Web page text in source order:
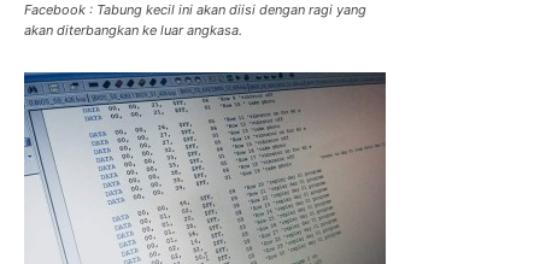
Facebook : Tabung kecil ini akan diisi dengan ragi yang
akan diterbangkan ke luar angkasa.